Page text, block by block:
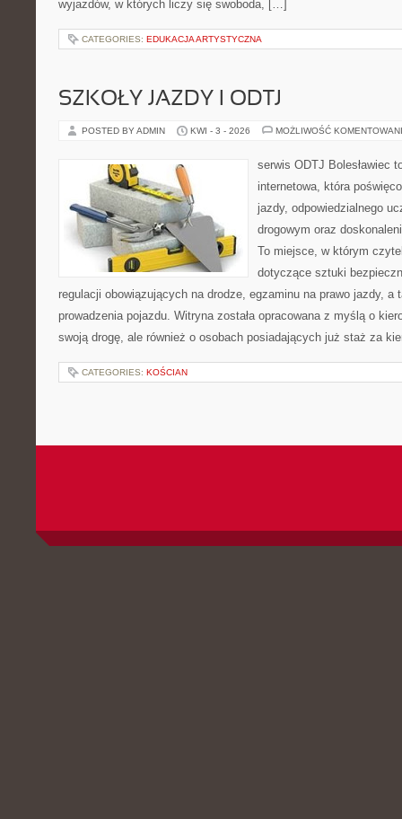
wyjazdów, w których liczy się swoboda, […]
CATEGORIES: EDUKACJA ARTYSTYCZNA
SZKOŁY JAZDY I ODTJ
POSTED BY ADMIN KWI - 3 - 2026 MOŻLIWOŚĆ
serwis ODTJ Bolesławiec
internetowa, która
jazdy, odpowiedzialnego
drogowym oraz
To miejsce, w którym
dotyczące sztuki
regulacji obowiązujących na drodze, egzaminu na prawo jazdy, a
prowadzenia pojazdu. Witryna została opracowana z myślą o
swoją drogę, ale również o osobach posiadających już staż za
CATEGORIES: KOŚCIAN